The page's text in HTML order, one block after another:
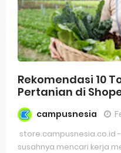
Rekomendasi 10
Pertanian di
campusnesia
store.campusnesia.co.id
susahnya mencari kerja